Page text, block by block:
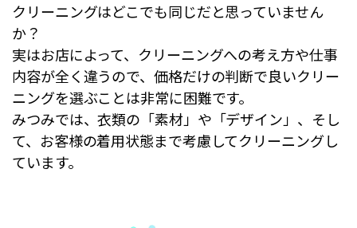
クリーニングはどこでも同じだと思っていません
か？
実はお店によって、クリーニングへの考え方や仕事
内容が全く違うので、価格だけの判断で良いクリー
ニングを選ぶことは非常に困難です。
みつみでは、衣類の「素材」や「デザイン」、そし
て、お客様の着用状態まで考慮してクリーニングし
ています。